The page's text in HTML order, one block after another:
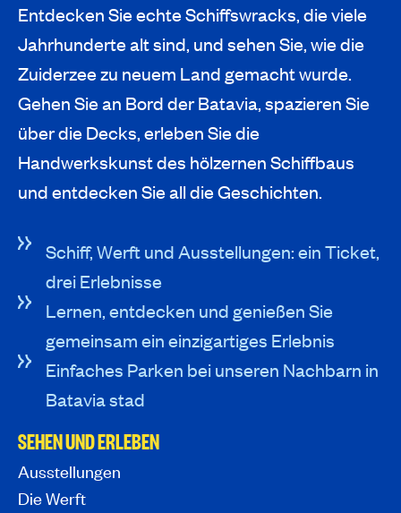
Entdecken Sie echte Schiffswracks, die viele
Jahrhunderte alt sind, und sehen Sie, wie die
Zuiderzee zu neuem Land gemacht wurde.
Gehen Sie an Bord der Batavia, spazieren Sie
über die Decks, erleben Sie die
Handwerkskunst des hölzernen Schiffbaus
und entdecken Sie all die Geschichten.
Schiff, Werft und Ausstellungen: ein Ticket,
drei Erlebnisse
Lernen, entdecken und genießen Sie
gemeinsam ein einzigartiges Erlebnis
Einfaches Parken bei unseren Nachbarn in
Batavia stad
SEHEN UND ERLEBEN
Ausstellungen
Die Werft